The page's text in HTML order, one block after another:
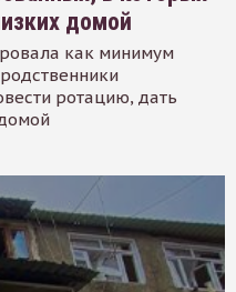
домой
как минимум
ротацию, дать